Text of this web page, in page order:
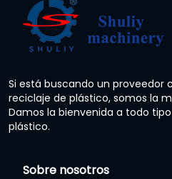
Si está buscando un proveedor
reciclaje de plástico, somos la
Damos la bienvenida a todo
plástico.
Sobre nosotros